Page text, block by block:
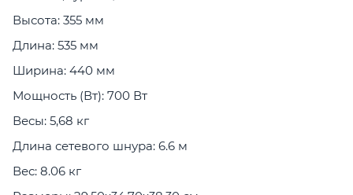
Высота: 355 мм
Длина: 535 мм
Ширина: 440 мм
Мощность (Вт): 700 Вт
Весы: 5,68 кг
Длина сетевого шнура: 6.6 м
Вес: 8.06 кг